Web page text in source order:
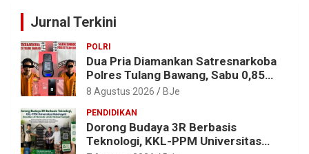
Jurnal Terkini
POLRI
Dua Pria Diamankan Satresnarkoba
Polres Tulang Bawang, Sabu 0,85
Gram dan Alat Hisap Disita
8 Agustus 2026 BJe
PENDIDIKAN
Dorong Budaya 3R Berbasis
Teknologi, KKL-PPM Universitas